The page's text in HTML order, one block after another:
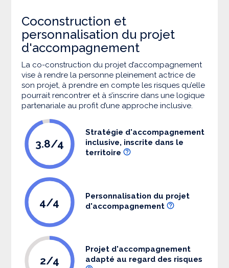
Coconstruction et
personnalisation du projet
d'accompagnement
La co-construction du projet d’accompagnement
vise à rendre la personne pleinement actrice de
son projet, à prendre en compte les risques qu’elle
pourrait rencontrer et à s’inscrire dans une logique
partenariale au profit d’une approche inclusive.
3.8/4
Stratégie d'accompagnement
inclusive, inscrite dans le
territoire
4/4
Personnalisation du projet
d'accompagnement
2/4
Projet d'accompagnement
adapté au regard des risques